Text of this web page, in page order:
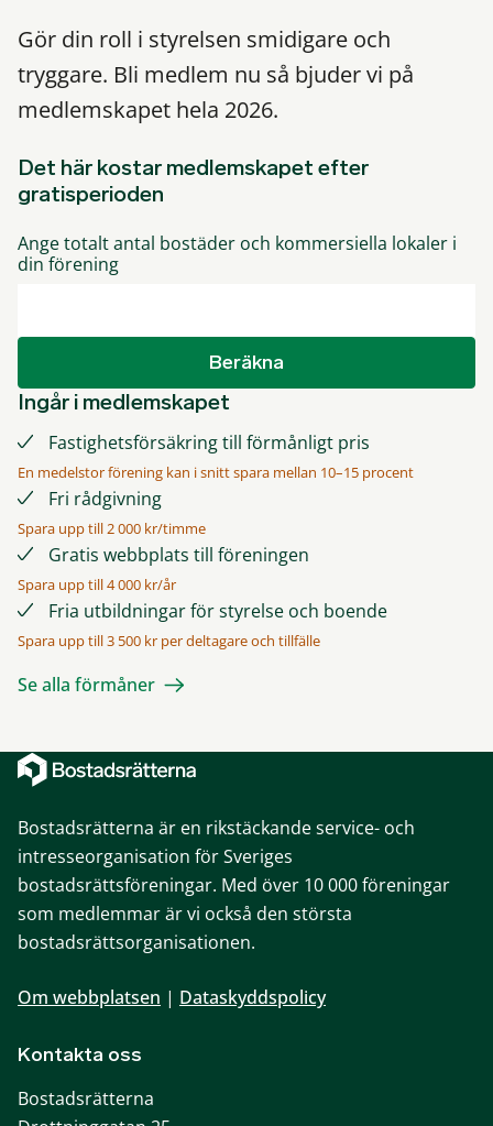
Gör din roll i styrelsen smidigare och
tryggare. Bli medlem nu så bjuder vi på
medlemskapet hela 2026.
Det här kostar medlemskapet efter
gratisperioden
Ange totalt antal bostäder och kommersiella lokaler i
din förening
Beräkna
Ingår i medlemskapet
Fastighetsförsäkring till förmånligt pris
En medelstor förening kan i snitt spara mellan 10–15 procent
Fri rådgivning
Spara upp till 2 000 kr/timme
Gratis webbplats till föreningen
Spara upp till 4 000 kr/år
Fria utbildningar för styrelse och boende
Spara upp till 3 500 kr per deltagare och tillfälle
Se alla förmåner
Bostadsrätterna är en rikstäckande service- och
intresseorganisation för Sveriges
bostadsrättsföreningar. Med över 10 000 föreningar
som medlemmar är vi också den största
bostadsrättsorganisationen.
Om webbplatsen | Dataskyddspolicy
Kontakta oss
Bostadsrätterna